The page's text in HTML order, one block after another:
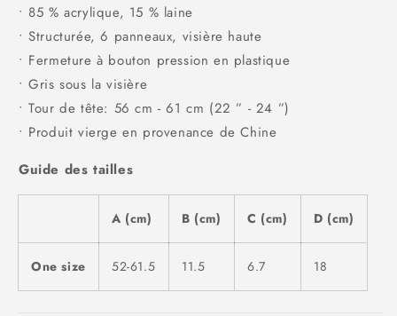
• 85 % acrylique, 15 % laine
• Structurée, 6 panneaux, visière haute
• Fermeture à bouton pression en plastique
• Gris sous la visière
• Tour de tête: 56 cm - 61 cm (22 ” - 24 ”)
• Produit vierge en provenance de Chine
Guide des tailles
A (cm) B (cm) C (cm) D (cm)
One size 52-61.5 11.5 6.7 18